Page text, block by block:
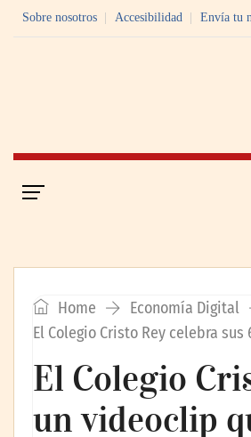
Sobre nosotros Accesibilidad Envía tu
Home
Economía Digital
El Colegio Cristo Rey celebra
El Colegio
un videoclip